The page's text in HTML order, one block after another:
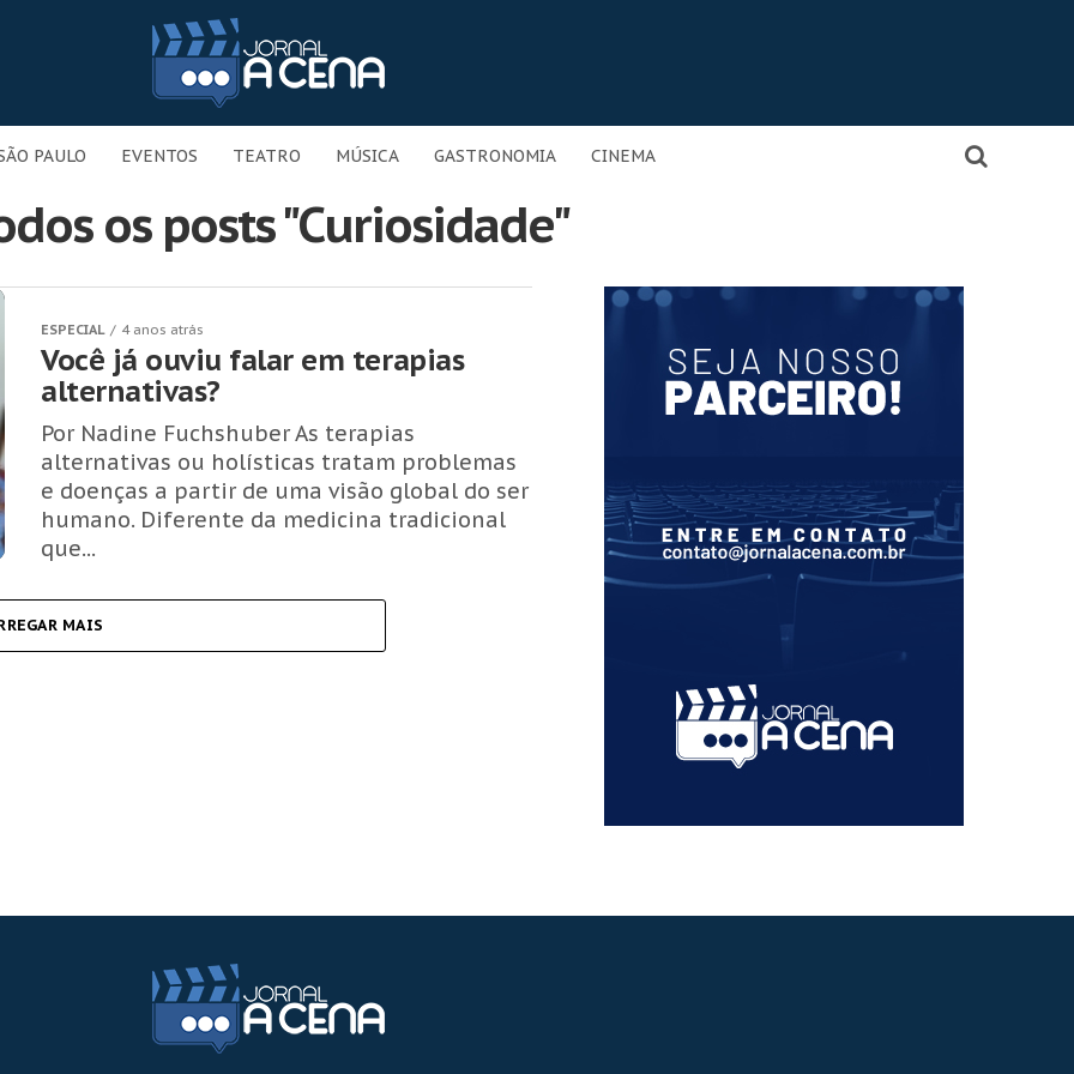
PAULO EVENTOS TEATRO MÚSICA GASTRONOMIA CINEMA
os posts "Curiosidade"
ESPECIAL 4 anos atrás
Você já ouviu falar em terapias
alternativas?
Por Nadine Fuchshuber As terapias
alternativas ou holísticas tratam problemas
e doenças a partir de uma visão global do ser
humano. Diferente da medicina tradicional
que...
MAIS